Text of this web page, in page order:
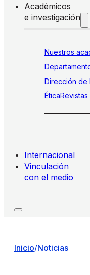
Académicos
e investigación
Nuestros
Dirección de
ÉticaRevistas
Internacional
Vinculación
con el medio
Inicio/Noticias